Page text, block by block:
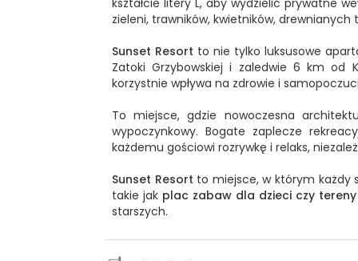
kształcie litery L, aby wydzielić prywatne
zieleni, trawników, kwietników,
Sunset Resort to nie tylko luksusowe
Zatoki Grzybowskiej i zaledwie 6 km od
korzystnie wpływa na zdrowie i
To miejsce, gdzie nowoczesna
wypoczynkowy. Bogate zaplecze
każdemu gościowi rozrywkę i relaks,
Sunset Resort to miejsce, w którym każdy
takie jak plac zabaw dla dzieci czy
starszych.